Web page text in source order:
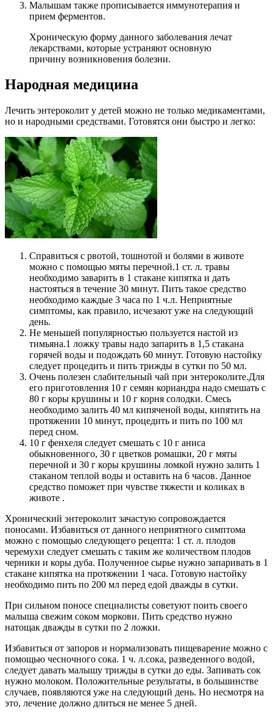
Малышам также прописывается иммунотерапия и
прием ферментов.
Хроническую форму данного заболевания лечат
лекарствами, которые устраняют основную
причину возникновения болезни.
Народная медицина
Лечить энтероколит у детей можно не только медикаментами,
но и народными средствами. Готовятся они быстро и легко:
Справиться с рвотой, тошнотой и болями в животе
можно с помощью мяты перечной.1 ст. л. травы
необходимо заварить в 1 стакане кипятка и дать
настояться в течение 30 минут. Пить такое средство
необходимо каждые 3 часа по 1 ч.л. Неприятные
симптомы, как правило, исчезают уже на следующий
день.
Не меньшей популярностью пользуется настой из
тимьяна.1 ложку травы надо запарить в 1,5 стакана
горячей воды и подождать 60 минут. Готовую настойку
следует процедить и пить трижды в сутки по 50 мл.
Очень полезен слабительный чай при энтероколите.Для
его приготовления 10 г семян кориандра надо смешать с
80 г коры крушины и 10 г корня солодки. Смесь
необходимо залить 40 мл кипяченой воды, кипятить на
протяжении 10 минут, процедить и пить по 100 мл
перед сном.
10 г фенхеля следует смешать с 10 г аниса
обыкновенного, 30 г цветков ромашки, 20 г мяты
перечной и 30 г коры крушины ломкой нужно залить 1
стаканом теплой воды и оставить на 6 часов. Данное
средство поможет при чувстве тяжести и коликах в
животе .
Хронический энтероколит зачастую сопровождается
поносами. Избавиться от данного неприятного симптома
можно с помощью следующего рецепта: 1 ст. л. плодов
черемухи следует смешать с таким же количеством плодов
черники и коры дуба. Полученное сырье нужно запаривать в 1
стакане кипятка на протяжении 1 часа. Готовую настойку
необходимо пить по 200 мл перед едой дважды в сутки.
При сильном поносе специалисты советуют поить своего
малыша свежим соком моркови. Пить средство нужно
натощак дважды в сутки по 2 ложки.
Избавиться от запоров и нормализовать пищеварение можно с
помощью чесночного сока. 1 ч. л.сока, разведенного водой,
следует давать малышу трижды в сутки до еды. Запивать сок
нужно молоком. Положительные результаты, в большинстве
случаев, появляются уже на следующий день. Но несмотря на
это, лечение должно длиться не менее 5 дней.